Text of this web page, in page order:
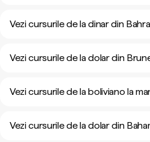
Vezi cursurile de la dinar din
Vezi cursurile de la dolar din
Vezi cursurile de la boliviano la
Vezi cursurile de la dolar din